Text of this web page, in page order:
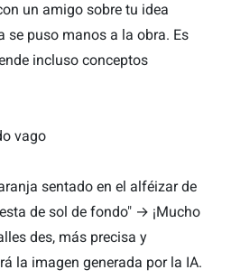
un amigo sobre tu idea
se puso manos a la obra. Es
incluso conceptos
vago
sentado en el alféizar de
de sol de fondo" → ¡Mucho
des, más precisa y
la imagen generada por la IA.